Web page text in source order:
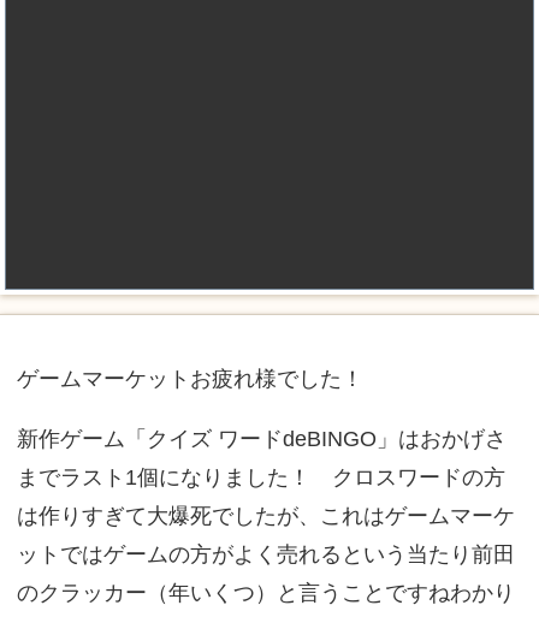
ゲームマーケットお疲れ様でした！
新作ゲーム「クイズ ワードdeBINGO」はおかげさ
までラスト1個になりました！ クロスワードの方
は作りすぎて大爆死でしたが、これはゲームマーケ
ットではゲームの方がよく売れるという当たり前田
のクラッカー（年いくつ）と言うことですねわかり